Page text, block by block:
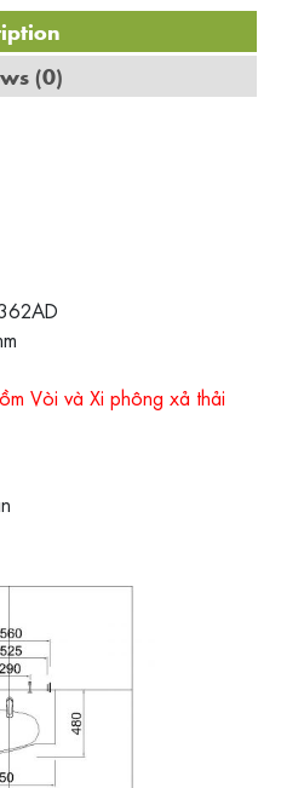
(0)
Vòi và Xi phông xả thải